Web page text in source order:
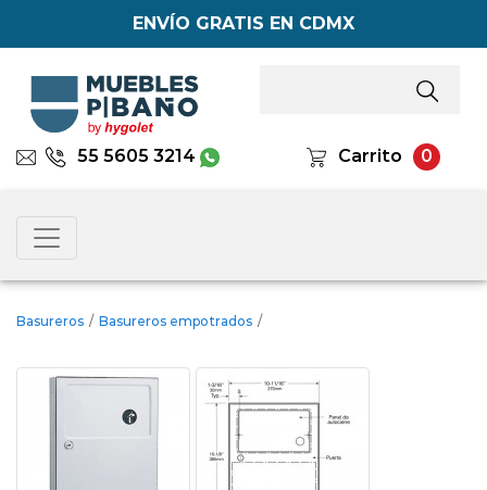
ENVÍO GRATIS EN CDMX
55 5605 3214 Carrito 0
Basureros / Basureros empotrados /